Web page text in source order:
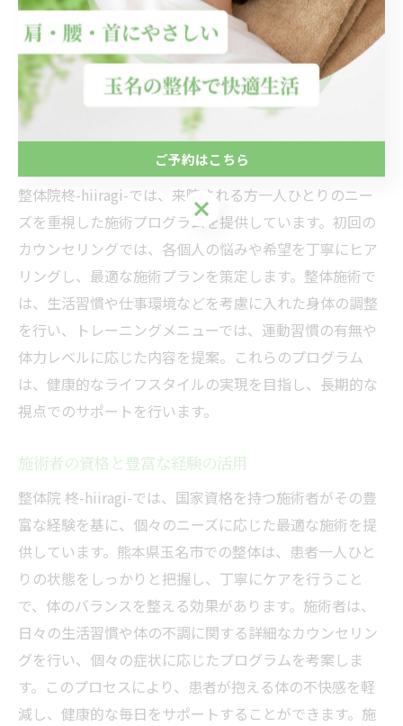
健康状態に応じたカスタマイズされたトレーニングメニ
ューを提供し、身体の柔軟性や筋力向上を図ります。こ
れにより、持続可能な健康維持をサポートし、心身とも
に活力ある毎日を目指します。
個々のニーズに応じた施術プログラム
整体院柊-hiiragi-では、来院される方一人ひとりのニー
ズを重視した施術プログラムを提供しています。初回の
カウンセリングでは、各個人の悩みや希望を丁寧にヒア
リングし、最適な施術プランを策定します。整体施術で
は、生活習慣や仕事環境などを考慮に入れた身体の調整
を行い、トレーニングメニューでは、運動習慣の有無や
体力レベルに応じた内容を提案。これらのプログラム
は、健康的なライフスタイルの実現を目指し、長期的な
視点でのサポートを行います。
施術者の資格と豊富な経験の活用
整体院 柊-hiiragi-では、国家資格を持つ施術者がその豊
富な経験を基に、個々のニーズに応じた最適な施術を提
供しています。熊本県玉名市での整体は、患者一人ひと
りの状態をしっかりと把握し、丁寧にケアを行うこと
で、体のバランスを整える効果があります。施術者は、
日々の生活習慣や体の不調に関する詳細なカウンセリン
グを行い、個々の症状に応じたプログラムを考案しま
す。このプロセスにより、患者が抱える体の不快感を軽
減し、健康的な毎日をサポートすることができます。施
ご予約はこちら
ご予約はこちら